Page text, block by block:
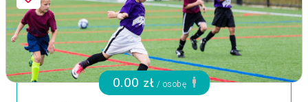
0.00 zł / osobę